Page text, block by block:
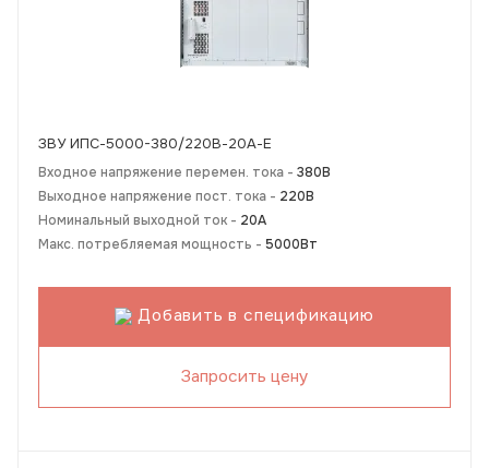
ЗВУ ИПС-5000-380/220В-20А-Е
Входное напряжение перемен. тока - 380В
Выходное напряжение пост. тока - 220В
Номинальный выходной ток - 20А
Макс. потребляемая мощность - 5000Вт
Добавить в спецификацию
Запросить цену